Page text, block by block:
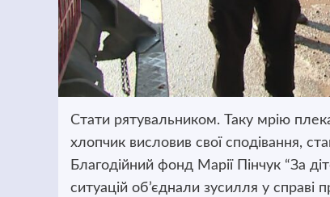
Стати рятувальником. Таку мрію
хлопчик висловив свої сподівання,
Благодійний фонд Марії Пінчук “За
ситуацій об’єднали зусилля у справі